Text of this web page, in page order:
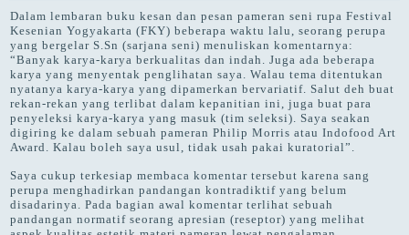
Dalam lembaran buku kesan dan pesan pameran seni rupa Festival
Kesenian Yogyakarta (FKY) beberapa waktu lalu, seorang perupa
yang bergelar S.Sn (sarjana seni) menuliskan komentarnya:
“Banyak karya-karya berkualitas dan indah. Juga ada beberapa
karya yang menyentak penglihatan saya. Walau tema ditentukan
nyatanya karya-karya yang dipamerkan bervariatif. Salut deh buat
rekan-rekan yang terlibat dalam kepanitian ini, juga buat para
penyeleksi karya-karya yang masuk (tim seleksi). Saya seakan
digiring ke dalam sebuah pameran Philip Morris atau Indofood Art
Award. Kalau boleh saya usul, tidak usah pakai kuratorial”.
Saya cukup terkesiap membaca komentar tersebut karena sang
perupa menghadirkan pandangan kontradiktif yang belum
disadarinya. Pada bagian awal komentar terlihat sebuah
pandangan normatif seorang apresian (reseptor) yang melihat